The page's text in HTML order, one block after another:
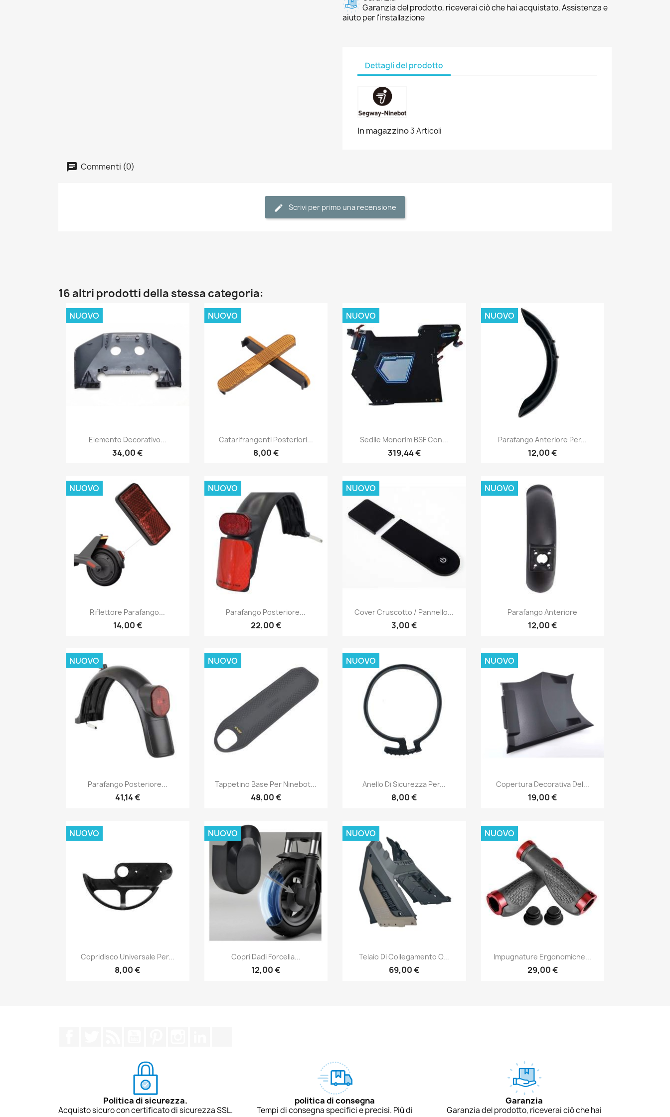
Garanzia del prodotto, riceverai ciò che hai acquistato. Assistenza e
aiuto per l'installazione
Dettagli del prodotto
In magazzino3 Articoli
Commenti (0)
Scrivi per primo una recensione
16 altri prodotti della stessa categoria:
Anteprima
Elemento Decorativo...
34,00 €
NUOVO
Anteprima
Catarifrangenti Posteriori...
8,00 €
NUOVO
Anteprima
Sedile Monorim BSF Con...
319,44 €
NUOVO
Anteprima
Parafango Anteriore Per...
12,00 €
NUOVO
Anteprima
Riflettore Parafango...
14,00 €
NUOVO
Anteprima
Parafango Posteriore...
22,00 €
NUOVO
Anteprima
Cover Cruscotto / Pannello...
3,00 €
NUOVO
Anteprima
Parafango Anteriore
12,00 €
NUOVO
Anteprima
Parafango Posteriore...
41,14 €
NUOVO
 Anteprima
Tappetino Base Per Ninebot...
48,00 €
NUOVO
Anteprima
Anello Di Sicurezza Per...
8,00 €
NUOVO
Anteprima
Copertura Decorativa Del...
19,00 €
NUOVO
Anteprima
Copridisco Universale Per...
8,00 €
NUOVO
Anteprima
Copri Dadi Forcella...
12,00 €
NUOVO
Anteprima
Telaio Di Collegamento O...
69,00 €
NUOVO
Anteprima
Impugnature Ergonomiche...
29,00 €
NUOVO
Politica di sicurezza.
Acquisto sicuro con certificato di sicurezza SSL.
politica di consegna
Tempi di consegna specifici e precisi. Più di
Garanzia
Garanzia del prodotto, riceverai ciò che hai